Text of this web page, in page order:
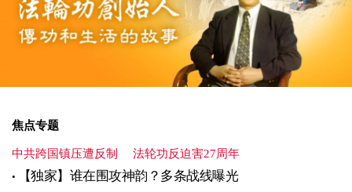
焦点专题
中共跨国镇压遭反制 法轮功反迫害27周年
【独家】谁在围攻神韵？多条战线曝光